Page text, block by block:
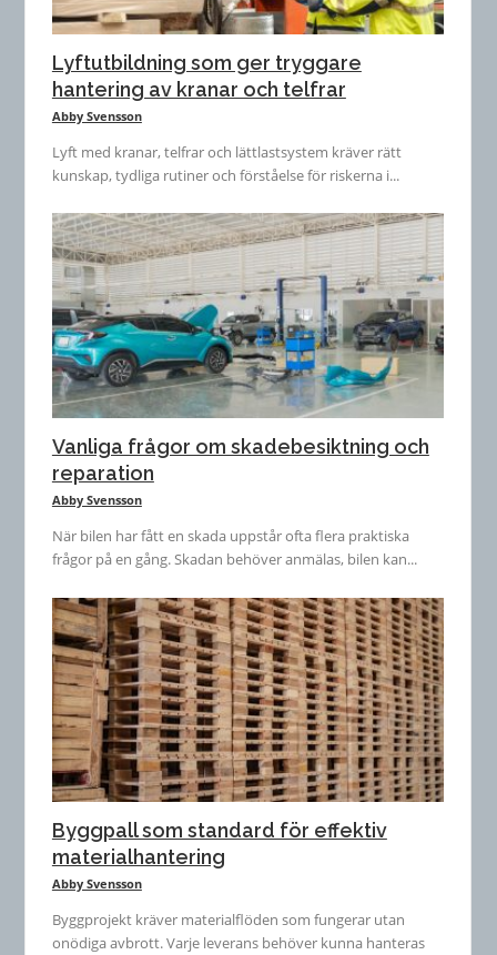
Lyftutbildning som ger tryggare
hantering av kranar och telfrar
Abby Svensson
Lyft med kranar, telfrar och lättlastsystem kräver rätt
kunskap, tydliga rutiner och förståelse för riskerna i...
Vanliga frågor om skadebesiktning och
reparation
Abby Svensson
När bilen har fått en skada uppstår ofta flera praktiska
frågor på en gång. Skadan behöver anmälas, bilen kan...
Byggpall som standard för effektiv
materialhantering
Abby Svensson
Byggprojekt kräver materialflöden som fungerar utan
onödiga avbrott. Varje leverans behöver kunna hanteras